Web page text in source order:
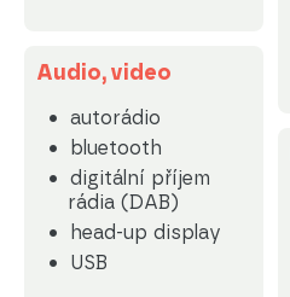
Audio, video
autorádio
bluetooth
digitální příjem
rádia (DAB)
head-up display
USB